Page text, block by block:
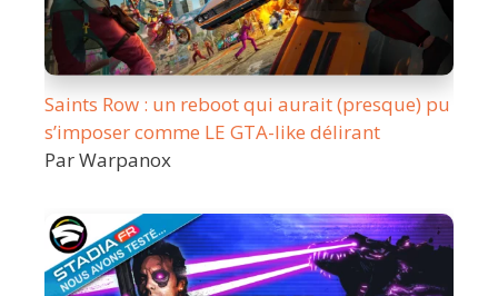
Saints Row : un reboot qui aurait (presque) pu
s’imposer comme LE GTA-like délirant
Par Warpanox